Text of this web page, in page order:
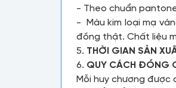
- Theo chuẩn
- Màu kim loại mạ
đồng thật. Chất liệu
5. THỜI GIAN SẢN
6. QUY CÁCH ĐÓNG
Mỗi huy chương